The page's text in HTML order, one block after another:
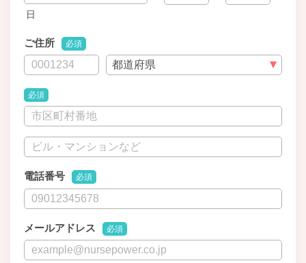
日
ご住所 必須
必須
電話番号 必須
メールアドレス 必須